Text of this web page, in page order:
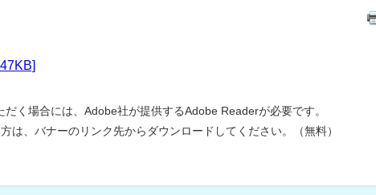
く場合には、Adobe社が提供するAdobe Readerが必要です。
は、バナーのリンク先からダウンロードしてください。（無料）